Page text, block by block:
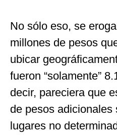
No sólo eso, se
millones de pesos
ubicar
fueron “solamente”
decir, pareciera que
de pesos adicionales
lugares no